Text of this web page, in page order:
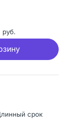
руб.
срок